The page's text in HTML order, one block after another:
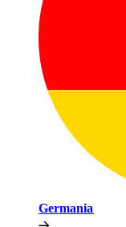
Germania​​